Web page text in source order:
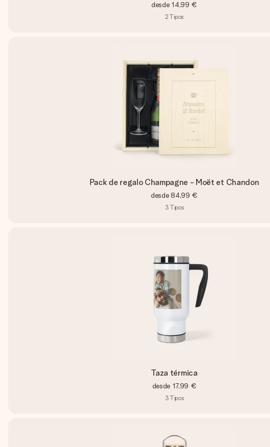
desde 14,99 €
2 Tipos
Pack de regalo Champagne - Moët et Chandon
desde 84,99 €
3 Tipos
Taza térmica
desde 17,99 €
3 Tipos